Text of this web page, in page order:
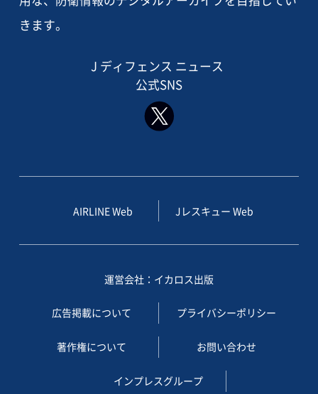
きます。
J ディフェンス ニュース
公式SNS
AIRLINE Web Jレスキュー Web
運営会社：イカロス出版
広告掲載について プライバシーポリシー
著作権について お問い合わせ
インプレスグループ